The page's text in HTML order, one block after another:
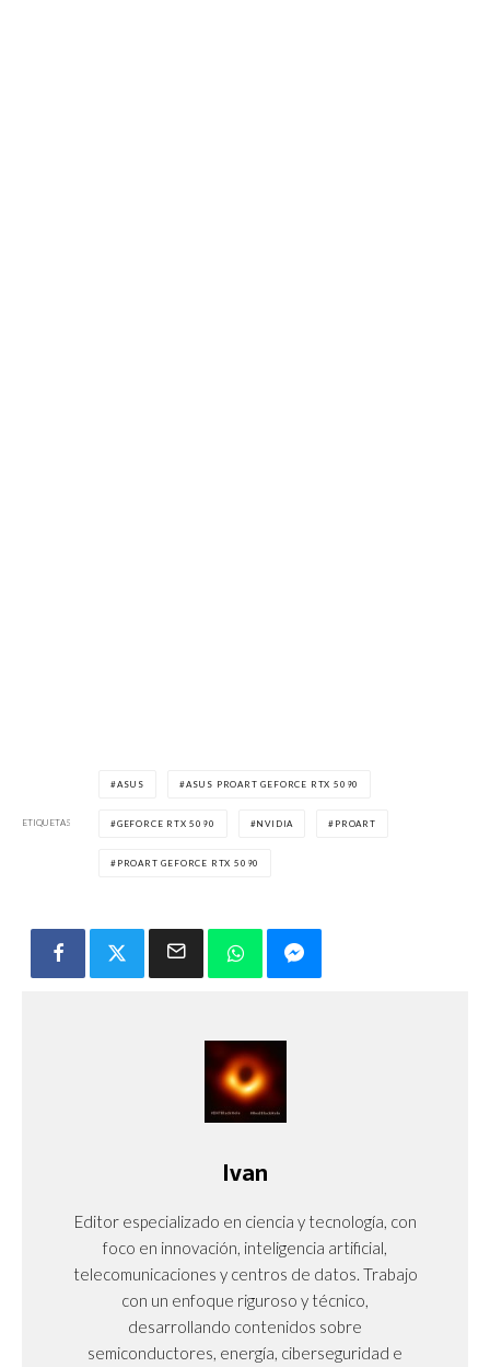
ETIQUETAS
ASUS ASUS PROART GEFORCE RTX 5090
GEFORCE RTX 5090 NVIDIA PROART
PROART GEFORCE RTX 5090
Ivan
Editor especializado en ciencia y tecnología, con
foco en innovación, inteligencia artificial,
telecomunicaciones y centros de datos. Trabajo
con un enfoque riguroso y técnico,
desarrollando contenidos sobre
semiconductores, energía, ciberseguridad e